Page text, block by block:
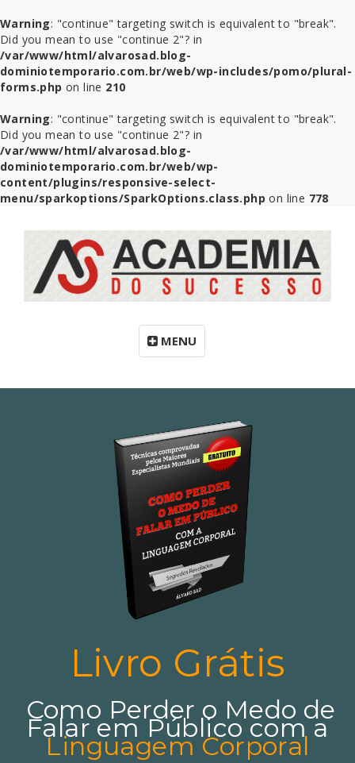
Warning: "continue" targeting switch is equivalent to "break".
Did you mean to use "continue 2"? in
/var/www/html/alvarosad.blog-
dominiotemporario.com.br/web/wp-includes/pomo/plural-
forms.php on line 210
Warning: "continue" targeting switch is equivalent to "break".
Did you mean to use "continue 2"? in
/var/www/html/alvarosad.blog-
dominiotemporario.com.br/web/wp-
content/plugins/responsive-select-
menu/sparkoptions/SparkOptions.class.php on line 778
MENU
Livro Grátis
Como Perder o Medo de
Falar em Público com a
Linguagem Corporal